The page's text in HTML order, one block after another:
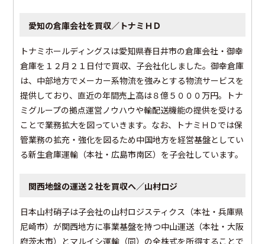
愛知の倉庫会社を買収／トナミＨＤ
トナミホールディングスは愛知県春日井市の倉庫会社・御幸
倉庫を１２月２１日付で買収、子会社化しました。御幸倉庫
は、中部地方でメーカー系物流を強みとする物流サービスを
提供しており、直近の年間売上高は８億５０００万円。トナ
ミグループの拠点運営ノウハウや輸配送機能の提供を受ける
ことで業務拡大を図っていきます。なお、トナミＨＤでは保
管業務の拡充・強化を図るため中国地方を経営基盤としてい
る新生倉庫運輸（本社・広島市南区）を子会社しています。
関西地盤の運送２社を買収へ／山村ロジ
日本山村硝子は子会社の山村ロジスティクス（本社・兵庫県
尼崎市）が関西地方に事業基盤を持つ中山運送（本社・大阪
府茨木市）とマルイシ運輸（同）の全株式を所得することで